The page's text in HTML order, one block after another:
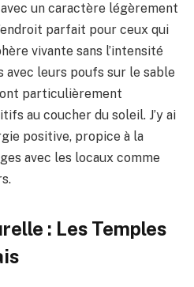
un caractère légèrement
parfait pour ceux qui
vivante sans l’intensité
avec leurs poufs sur le sable
particulièrement
au coucher du soleil. J’y ai
positive, propice à la
avec les locaux comme
: Les Temples